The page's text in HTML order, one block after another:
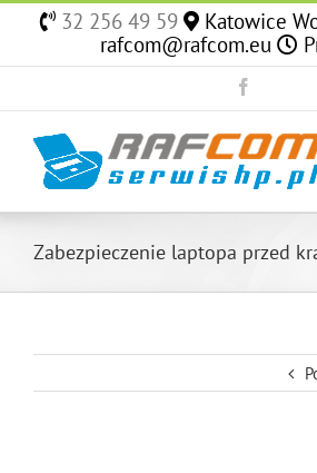
Skip
32 256 49 59
Katowice
rafcom@rafcom.eu
Zabezpieczenie laptopa przed